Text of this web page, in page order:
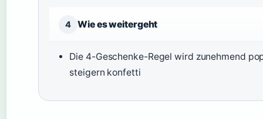
4 Wie es weitergeht
Die 4-Geschenke-Regel wird zunehmend
steigern konfetti